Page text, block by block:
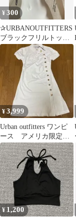
¥300
✰URBANOUTFITTERS
ブラックフリルトップ
ス
¥3,999
Urban outfitters ワンピ
ース アメリカ限定
カナダ限定
¥1,200